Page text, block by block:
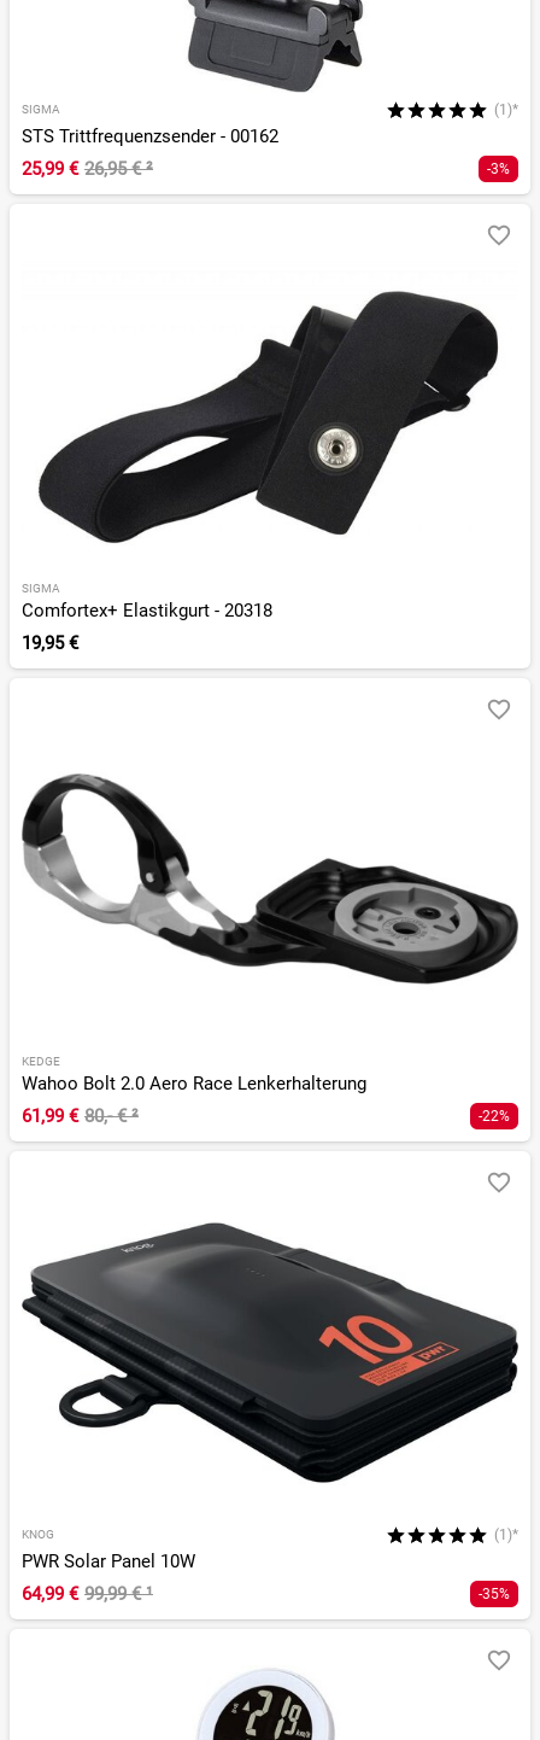
SIGMA (1)*
STS Trittfrequenzsender - 00162
25,99 € 26,95 €² -3%
SIGMA
Comfortex+ Elastikgurt - 20318
19,95 €
KEDGE
Wahoo Bolt 2.0 Aero Race Lenkerhalterung
61,99 € 80,- €² -22%
KNOG (1)*
PWR Solar Panel 10W
64,99 € 99,99 €¹ -35%